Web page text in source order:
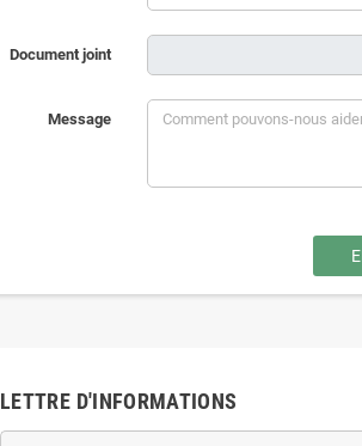
Document joint
Message
LETTRE D'INFORMATIONS